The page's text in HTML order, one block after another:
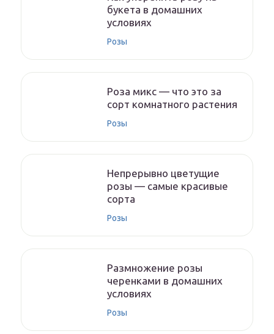
букета в домашних
условиях
Розы
Роза микс — что это за
сорт комнатного растения
Розы
Непрерывно цветущие
розы — самые красивые
сорта
Розы
Размножение розы
черенками в домашних
условиях
Розы